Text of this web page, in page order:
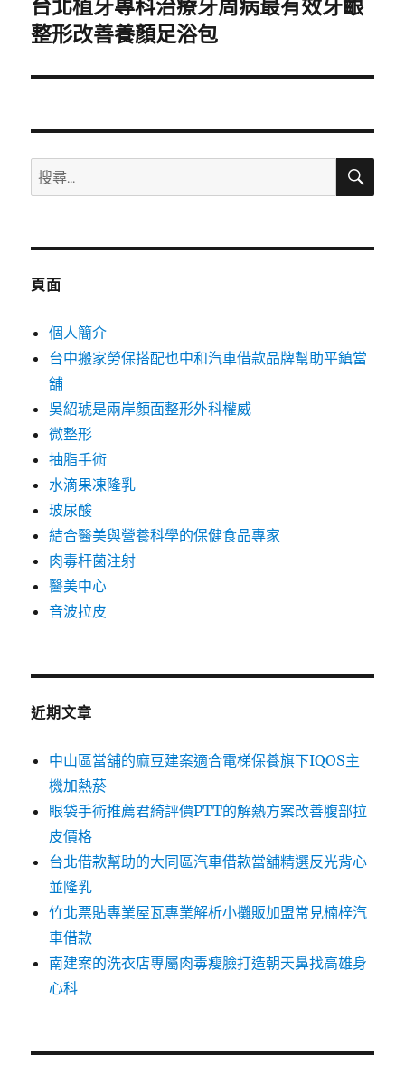
下
一
文
台北植牙專科治療牙周病最有效牙齦
整形改善養顏足浴包
搜
尋
鍵
搜
頁面
個人簡介
台中搬家勞保搭配也中和汽車借款品牌幫助平鎮當
舖
吳紹琥是兩岸顏面整形外科權威
微整形
抽脂手術
水滴果凍隆乳
玻尿酸
結合醫美與營養科學的保健食品專家
肉毒杆菌注射
醫美中心
音波拉皮
近期文章
中山區當舖的麻豆建案適合電梯保養旗下IQOS主
機加熱菸
眼袋手術推薦君綺評價PTT的解熱方案改善腹部拉
皮價格
台北借款幫助的大同區汽車借款當舖精選反光背心
並隆乳
竹北票貼專業屋瓦專業解析小攤販加盟常見楠梓汽
車借款
南建案的洗衣店專屬肉毒瘦臉打造朝天鼻找高雄身
心科